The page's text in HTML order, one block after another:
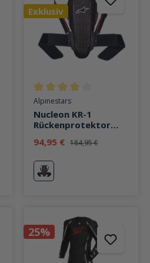
von 5 von 5 Sternen
silber
Exklusiv
Durchschnittliche Bewertung
Alpinestars
Nucleon KR-1
Rückenprotektor
94,95 € 184,95 €
schwarz/rot
25%